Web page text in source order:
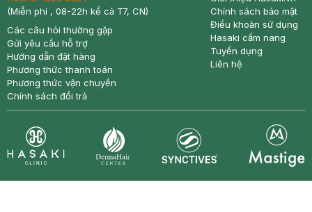
(Miễn phí , 08-22h kể cả T7, CN)
Các câu hỏi thường gặp
Gửi yêu cầu hỗ trợ
Hướng dẫn đặt hàng
Phương thức thanh toán
Phương thức vận chuyển
Chính sách đổi trả
Chính sách bảo mật
Điều khoản sử dụng
Hasaki cẩm nang
Tuyển dụng
Liên hệ